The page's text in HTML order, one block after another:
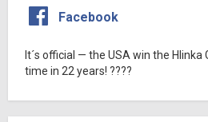
Facebook
It´s official — the USA win the
time in 22 years! ????